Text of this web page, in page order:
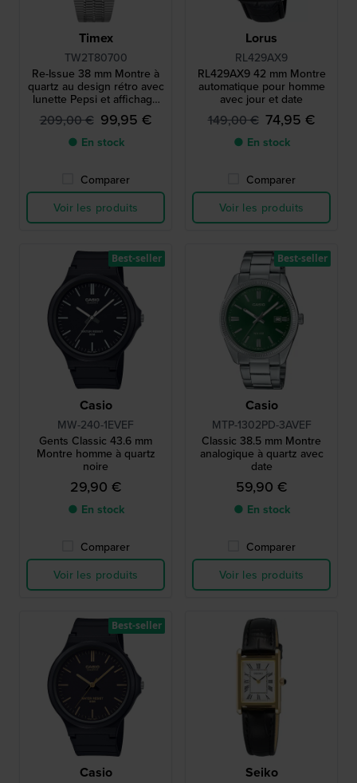
Timex
TW2T80700
Re-Issue 38 mm Montre à
quartz au design rétro avec
lunette Pepsi et affichage
jour-date
209,00 € 99,95 €
● En stock
Comparer
Voir les produits
Lorus
RL429AX9
RL429AX9 42 mm Montre
automatique pour homme
avec jour et date
149,00 € 74,95 €
● En stock
Comparer
Voir les produits
Casio
MW-240-1EVEF
Gents Classic 43.6 mm
Montre homme à quartz
noire
29,90 €
● En stock
Comparer
Voir les produits
Best-seller
Casio
MTP-1302PD-3AVEF
Classic 38.5 mm Montre
analogique à quartz avec
date
59,90 €
● En stock
Comparer
Voir les produits
Best-seller
Casio
Best-seller
Seiko